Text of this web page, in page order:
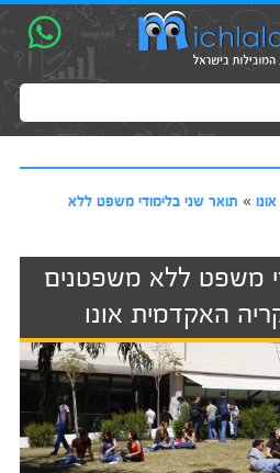
» תואר שני בלימודי משפט ללא
משפט ללא משפטנים